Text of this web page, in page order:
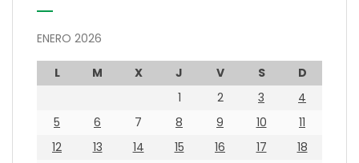
ENERO 2026
L M X J V S
D
1
2 3
4
5
6 7 8 9 10
11
12
13 14 15 16 17
18